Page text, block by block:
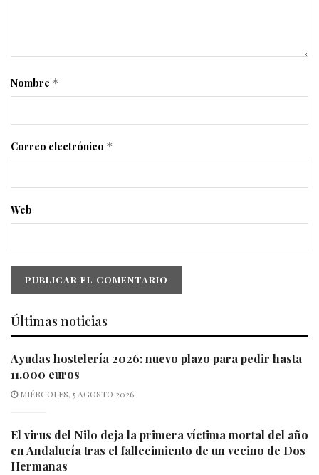
Nombre *
Correo electrónico *
Web
Últimas noticias
Ayudas hostelería 2026: nuevo plazo para pedir hasta
11.000 euros
MIÉRCOLES, 5 AGOSTO 2026
El virus del Nilo deja la primera víctima mortal del año
en Andalucía tras el fallecimiento de un vecino de Dos
Hermanas